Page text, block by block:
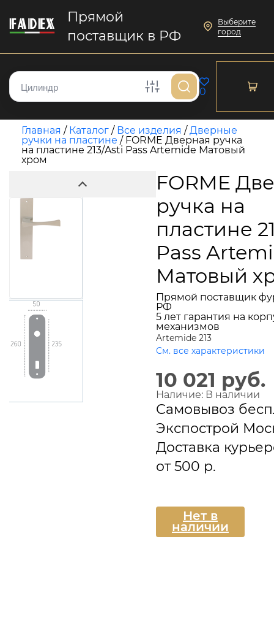
Прямой
поставщик в РФ
Выберите
город
0
Главная / Каталог / Все изделия /Дверные
ручки на пластине / FORME Дверная ручка
на пластине 213/Asti Pass Artemide Матовый
хром
FORME
ручка на
пластине
Pass
Матовый
Прямой поставщик
РФ
5 лет гарантия на
механизмов
Artemide 213
См. все характеристики
10 021 руб.
Наличие: В наличии
Самовывоз
Экспострой
Доставка
от 500 р.
Нет в
наличии